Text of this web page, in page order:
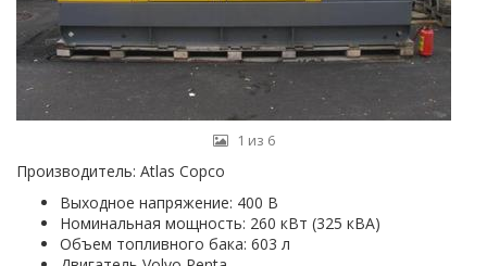
1 из 6
Производитель: Atlas Copco
Выходное напряжение: 400 В
Номинальная мощность: 260 кВт (325 кВА)
Объем топливного бака: 603 л